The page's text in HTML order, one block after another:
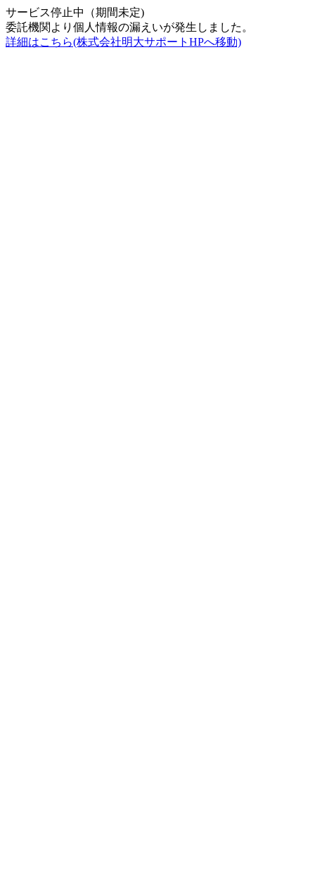
サービス停止中（期間未定)
委託機関より個人情報の漏えいが発生しました。
詳細はこちら(株式会社明大サポートHPへ移動)